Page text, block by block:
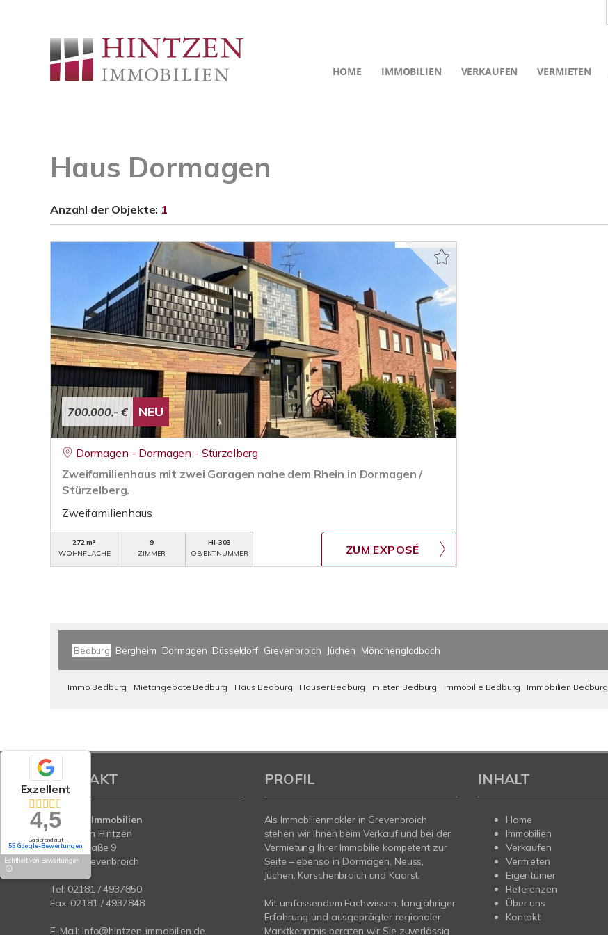
HOME IMMOBILIEN VERKAUFEN VERMIETEN
Haus Dormagen
Anzahl der Objekte: 1
700.000,- € NEU
Dormagen - Dormagen - Stürzelberg
Zweifamilienhaus mit zwei Garagen nahe dem Rhein in Dormagen /
Stürzelberg.
Zweifamilienhaus
272 m²
WOHNFLÄCHE
9
ZIMMER
HI-303
OBJEKTNUMMER
ZUM EXPOSÉ
Bedburg Bergheim Dormagen Düsseldorf Grevenbroich Jüchen Mönchengladbach
Immo Bedburg Mietangebote Bedburg Haus Bedburg Häuser Bedburg mieten Bedburg Immobilie Bedburg Immobilien Bedburg
Exzellent
4,5
Basierend auf
55 Google-Bewertungen
Echtheit von Bewertungen
KONTAKT
Hintzen Immobilien
Sebastian Hintzen
Lindenstraße 9
41515 Grevenbroich
Tel: 02181 / 4937850
Fax: 02181 / 4937848
E-Mail: info@hintzen-immobilien.de
PROFIL
Als Immobilienmakler in Grevenbroich
stehen wir Ihnen beim Verkauf und bei der
Vermietung Ihrer Immobilie kompetent zur
Seite – ebenso in Dormagen, Neuss,
Jüchen, Korschenbroich und Kaarst.
Mit umfassendem Fachwissen, langjähriger
Erfahrung und ausgeprägter regionaler
Marktkenntnis beraten wir Sie zuverlässig
INHALT
Home
Immobilien
Verkaufen
Vermieten
Eigentümer
Referenzen
Über uns
Kontakt